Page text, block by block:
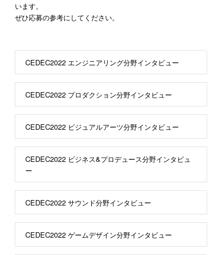
います。
ぜひ応募の参考にしてください。
CEDEC2022 エンジニアリング分野インタビュー
CEDEC2022 プロダクション分野インタビュー
CEDEC2022 ビジュアルアーツ分野インタビュー
CEDEC2022 ビジネス&プロデュース分野インタビュ
ー
CEDEC2022 サウンド分野インタビュー
CEDEC2022 ゲームデザイン分野インタビュー